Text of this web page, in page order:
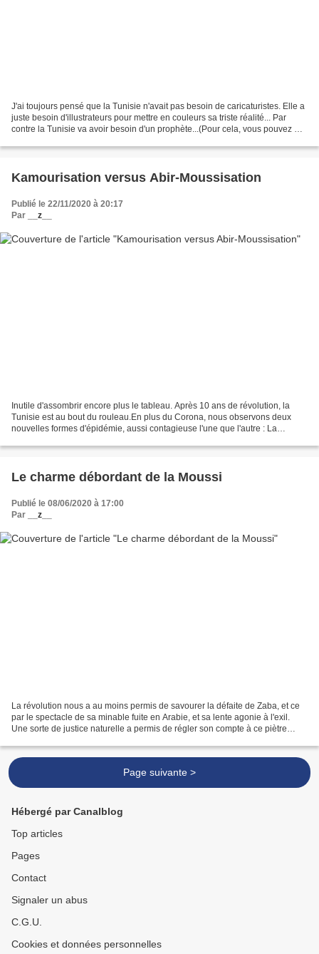
J'ai toujours pensé que la Tunisie n'avait pas besoin de caricaturistes. Elle a
juste besoin d'illustrateurs pour mettre en couleurs sa triste réalité... Par
contre la Tunisie va avoir besoin d'un prophète...(Pour cela, vous pouvez me
Kamourisation versus Abir-Moussisation
Publié le 22/11/2020 à 20:17
Par
__z__
Inutile d'assombrir encore plus le tableau. Après 10 ans de révolution, la
Tunisie est au bout du rouleau.En plus du Corona, nous observons deux
nouvelles formes d'épidémie, aussi contagieuse l'une que l'autre : La
Le charme débordant de la Moussi
Publié le 08/06/2020 à 17:00
Par
__z__
La révolution nous a au moins permis de savourer la défaite de Zaba, et ce
par le spectacle de sa minable fuite en Arabie, et sa lente agonie à l'exil.
Une sorte de justice naturelle a permis de régler son compte à ce piètre
Page suivante >
Hébergé par Canalblog
Top articles
Pages
Contact
Signaler un abus
C.G.U.
Cookies et données personnelles